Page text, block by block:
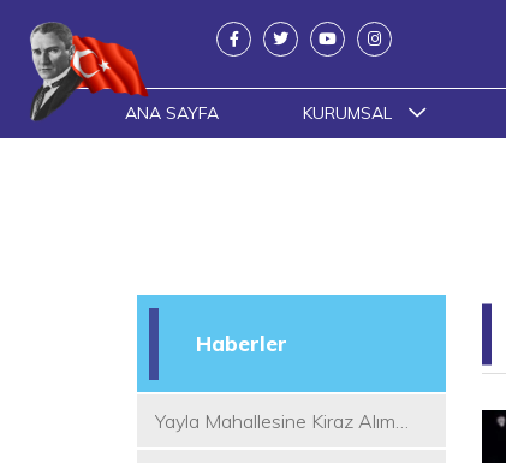
ANA SAYFA KURUMSAL
Haberler
Yayla Mahallesine Kiraz Alım